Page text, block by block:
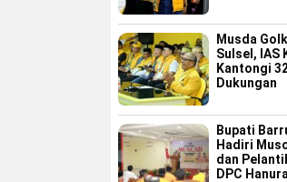
Masuk
Formatur
Musda
Sulsel, IAS
Kantongi
Dukungan
Bupati
Hadiri
dan
DPC Hanura